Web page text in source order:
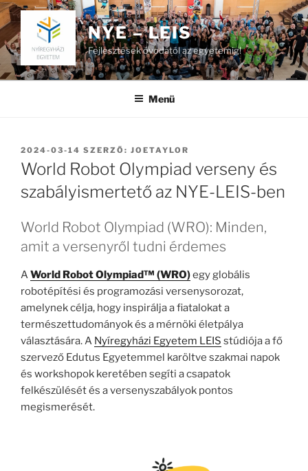
Tartalomhoz
NYE – LEIS
Fejlesztések óvodától az egyetemig!
Menü
BEKÜLDVE:
2024-03-14 SZERZŐ: JOETAYLOR
World Robot Olympiad verseny és
szabályismertető az NYE-LEIS-ben
World Robot Olympiad (WRO): Minden,
amit a versenyről tudni érdemes
AWorld Robot Olympiad™ (WRO)egy globális
robotépítési és programozási versenysorozat,
amelynek célja, hogy inspirálja a fiatalokat a
természettudományok és a mérnöki életpálya
választására. A Nyíregyházi Egyetem LEIS stúdiója a fő
szervező Edutus Egyetemmel karöltve szakmai napok
és workshopok keretében segíti a csapatok
felkészülését és a versenyszabályok pontos
megismerését.